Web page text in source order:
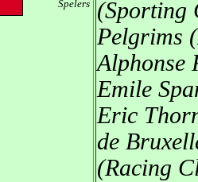
Spelers
(Sporting
Pelgrims
Alphonse
Emile
Eric
de
(Racing